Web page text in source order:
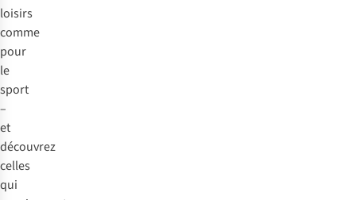
loisirs
comme
pour
le
sport
–
et
découvrez
celles
qui